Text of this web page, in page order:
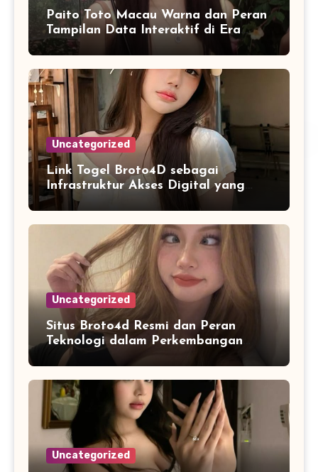
Paito Toto Macau Warna dan Peran
Tampilan Data Interaktif di Era
Informasi Digital Modern
Uncategorized
Link Togel Broto4D sebagai
Infrastruktur Akses Digital yang
Lebih Stabil dan Cepat
Uncategorized
Situs Broto4d Resmi dan Peran
Teknologi dalam Perkembangan
Platform Online
Uncategorized